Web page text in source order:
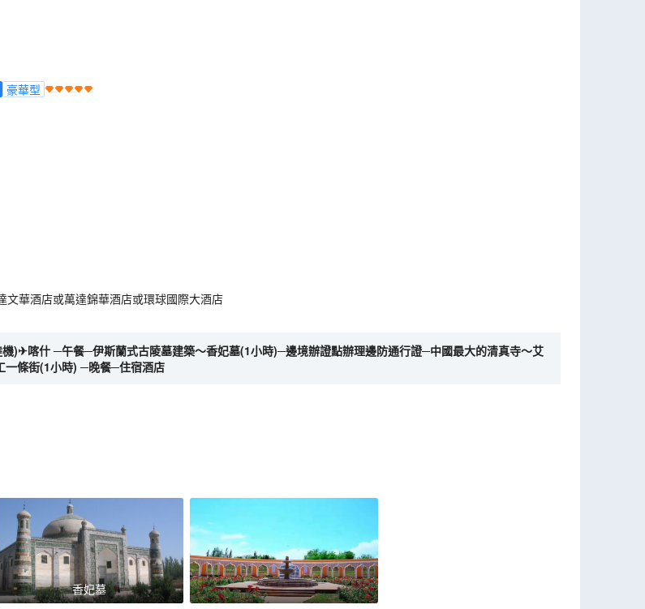
豪華型
文華酒店或萬達錦華酒店或環球國際大酒店
)✈喀什 ─午餐─伊斯蘭式古陵墓建築～香妃墓(1小時)─邊境辦證點辦理邊防通行證─中國最大的清真寺～艾
一條街(1小時) ─晚餐─住宿酒店
香妃墓